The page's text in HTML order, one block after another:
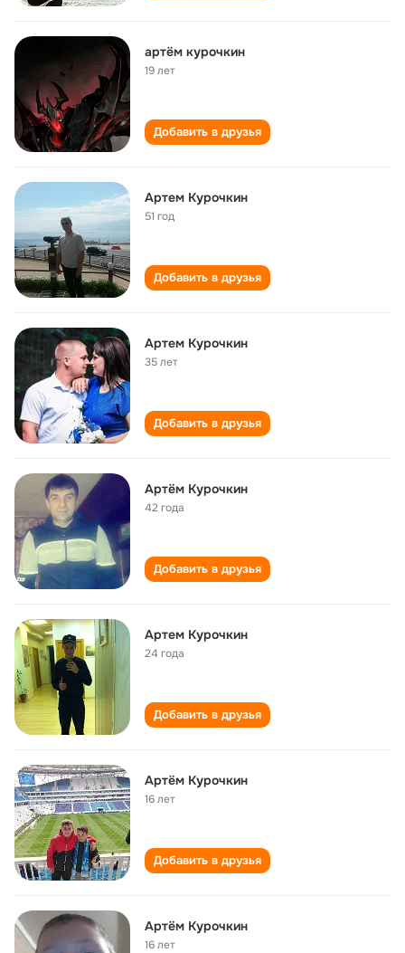
артём курочкин
19 лет
Добавить в друзья
Артем Курочкин
51 год
Добавить в друзья
Артем Курочкин
35 лет
Добавить в друзья
Артём Курочкин
42 года
Добавить в друзья
Артем Курочкин
24 года
Добавить в друзья
Артём Курочкин
16 лет
Добавить в друзья
Артём Курочкин
16 лет